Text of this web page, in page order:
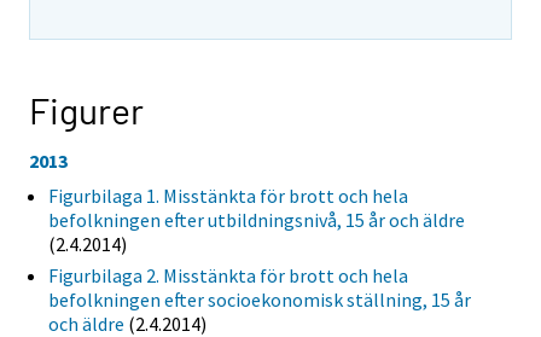
Figurer
2013
Figurbilaga 1. Misstänkta för brott och hela
befolkningen efter utbildningsnivå, 15 år och äldre
(2.4.2014)
Figurbilaga 2. Misstänkta för brott och hela
befolkningen efter socioekonomisk ställning, 15 år
och äldre (2.4.2014)